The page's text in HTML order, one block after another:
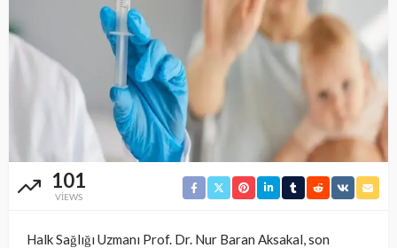
101
VIEWS
Halk Sağlığı Uzmanı Prof. Dr. Nur Baran Aksakal, son